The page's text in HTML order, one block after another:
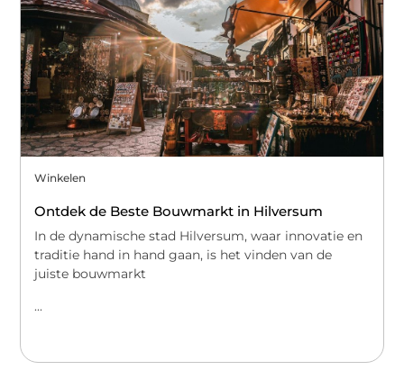
Winkelen
Ontdek de Beste Bouwmarkt in Hilversum
In de dynamische stad Hilversum, waar innovatie en
traditie hand in hand gaan, is het vinden van de
juiste bouwmarkt
...